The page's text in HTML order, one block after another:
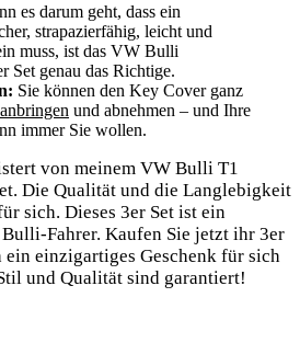
es darum geht, dass ein
strapazierfähig, leicht und​
muss, ⁢ist das VW Bulli⁣
⁤Set ⁣genau das Richtige.
Sie ⁢können ‌den Key Cover ganz
und abnehmen⁢ – und Ihre
immer Sie wollen.‌
von‌ meinem VW ⁤Bulli T1
Die‌ Qualität ⁣und​ die Langlebigkeit⁤
sich.⁢ Dieses⁢ 3er Set ist ein
Fahrer. Kaufen Sie jetzt ihr⁣ 3er‍
ein einzigartiges Geschenk für sich
und Qualität sind garantiert!